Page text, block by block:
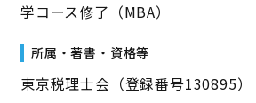
学コース修了（MBA）
所属・著書・資格等
東京税理士会（登録番号130895）